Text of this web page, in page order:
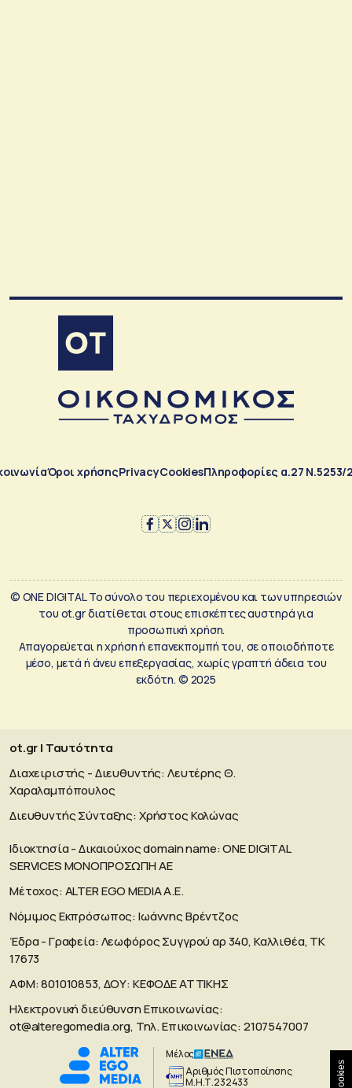
Όροι χρήσηςPrivacyCookiesΠληροφορίες α.27 Ν.5253/
© ONE DIGITAL Το σύνολο του περιεχομένου και των υπηρεσιών
του ot.gr διατίθεται στους επισκέπτες αυστηρά για
προσωπική χρήση.
Απαγορεύεται η χρήση ή επανεκπομπή του, σε οποιοδήποτε
μέσο, μετά ή άνευ επεξεργασίας, χωρίς γραπτή άδεια του
εκδότη. © 2025
ot.gr | Ταυτότητα
Διαχειριστής - Διευθυντής: Λευτέρης Θ.
Χαραλαμπόπουλος
Διευθυντής Σύνταξης: Χρήστος Κολώνας
Ιδιοκτησία - Δικαιούχος domain name: ΟΝΕ DIGITAL
SERVICES MONOΠΡΟΣΩΠΗ ΑΕ
Μέτοχος: ALTER EGO MEDIA A.E.
Νόμιμος Εκπρόσωπος: Ιωάννης Βρέντζος
Έδρα - Γραφεία: Λεωφόρος Συγγρού αρ 340, Καλλιθέα, ΤΚ
17673
ΑΦΜ: 801010853, ΔΟΥ: ΚΕΦΟΔΕ ΑΤΤΙΚΗΣ
Ηλεκτρονική διεύθυνση Επικοινωνίας:
ot@alteregomedia.org, Τηλ. Επικοινωνίας: 2107547007
Μέλος
Aριθμός Πιστοποίησης
Μ.Η.Τ.232433
Cookies